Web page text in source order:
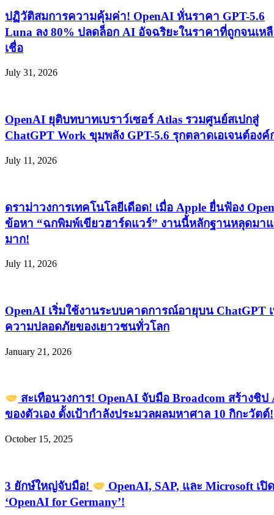
ปฏิวัติสมการความคุ้มค่า! OpenAI หั่นราคา GPT-5.6
Luna ลง 80% ปลดล็อก AI อัจฉริยะในราคาที่ถูกจนเห
เชื่อ
July 31, 2026
OpenAI ยุติบทบาทเบราว์เซอร์ Atlas รวมศูนย์สเปกสู่
ChatGPT Work ขุมพลัง GPT-5.6 รุกตลาดเอเจนต์องค์
July 11, 2026
ดราม่าวงการเทคโนโลยีเดือด! เมื่อ Apple ยื่นฟ้อง
ข้อหา “ฉกพิมพ์เขียวฮาร์ดแวร์” งานนี้หลักฐานหลุดมา
มาก!
July 11, 2026
OpenAI เริ่มใช้งานระบบคาดการณ์อายุบน ChatGPT
ความปลอดภัยของเยาวชนทั่วโลก
January 21, 2026
สะเทือนวงการ! OpenAI จับมือ Broadcom สร้างชิป
ของตัวเอง ตั้งเป้ากำลังประมวลผลมหาศาล 10 กิกะวัตต์!
October 15, 2025
3 ยักษ์ใหญ่จับมือ!
OpenAI, SAP, และ Microsoft เปิ
‘OpenAI for Germany’!